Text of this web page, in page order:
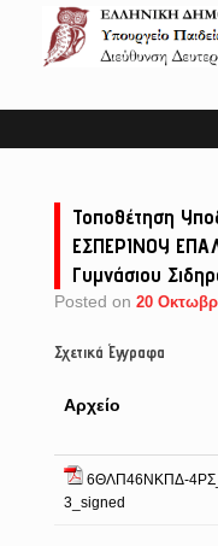
content
Τοποθέτηση
ΕΣΠΕΡΙΝΟΥ
Γυμνάσιου
Posted on 20
Σχετικά Έγγραφα
Αρχείο
6ΘΛΠ46ΝΚΠΔ-
3_signed